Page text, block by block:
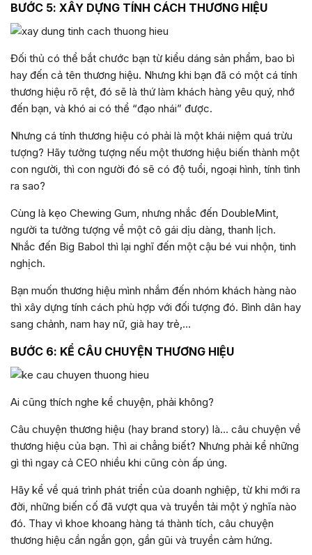
BƯỚC 5: XÂY DỰNG TÍNH CÁCH THƯƠNG HIỆU
Đối thủ có thể bắt chước bạn từ kiểu dáng sản phẩm, bao bì
hay đến cả tên thương hiệu. Nhưng khi bạn đã có một cá tính
thương hiệu rõ rệt, đó sẽ là thứ làm khách hàng yêu quý, nhớ
đến bạn, và khó ai có thể “đạo nhái” được.
Nhưng cá tính thương hiệu có phải là một khái niệm quá trừu
tượng? Hãy tưởng tượng nếu một thương hiệu biến thành một
con người, thì con người đó sẽ có độ tuổi, ngoại hình, tính tình
ra sao?
Cùng là kẹo Chewing Gum, nhưng nhắc đến DoubleMint,
người ta tưởng tượng về một cô gái dịu dàng, thanh lịch.
Nhắc đến Big Babol thì lại nghĩ đến một cậu bé vui nhộn, tinh
nghịch.
Bạn muốn thương hiệu mình nhắm đến nhóm khách hàng nào
thì xây dựng tính cách phù hợp với đối tượng đó. Bình dân hay
sang chảnh, nam hay nữ, già hay trẻ,…
BƯỚC 6: KỂ CÂU CHUYỆN THƯƠNG HIỆU
Ai cũng thích nghe kể chuyện, phải không?
Câu chuyện thương hiệu (hay brand story) là… câu chuyện về
thương hiệu của bạn. Thì ai chẳng biết? Nhưng phải kể những
gì thì ngay cả CEO nhiều khi cũng còn ấp úng.
Hãy kể về quá trình phát triển của doanh nghiệp, từ khi mới ra
đời, những biến cố đã vượt qua và truyền tải một ý nghĩa nào
đó. Thay vì khoe khoang hàng tá thành tích, câu chuyện
thương hiệu cần ngắn gọn, gần gũi và truyền cảm hứng.